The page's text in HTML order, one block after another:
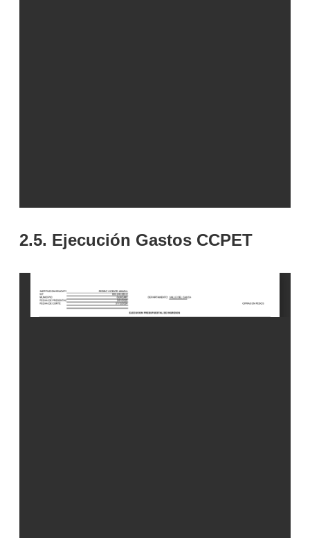
2.5. Ejecución Gastos CCPET